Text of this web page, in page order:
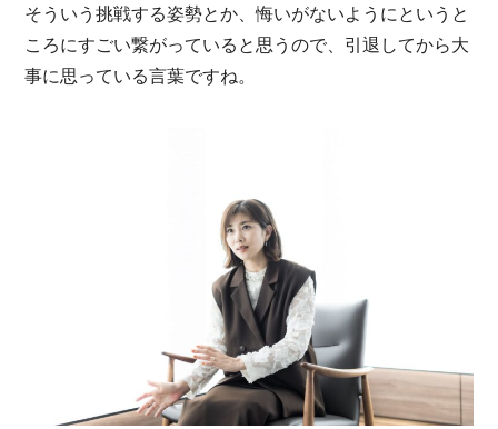
そういう挑戦する姿勢とか、悔いがないようにというと
ころにすごい繋がっていると思うので、引退してから大
事に思っている言葉ですね。